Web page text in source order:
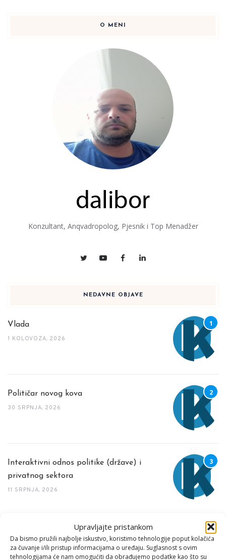
Upravljajte pristankom
Da bismo pružili najbolje iskustvo, koristimo tehnologije poput kolačića
za čuvanje i/ili pristup informacijama o uređaju. Suglasnost s ovim
tehnologijama će nam omogućiti da obrađujemo podatke kao što su
O MENI
Konzultant, Anqvadropolog, Pjesnik i Top Menadžer
NEDAVNE OBJAVE
Vlada
1 KOLOVOZA, 2026
Političar novog kova
30 SRPNJA, 2026
Interaktivni odnos politike (države) i
privatnog sektora
11 SRPNJA, 2026
TAG CLOUD